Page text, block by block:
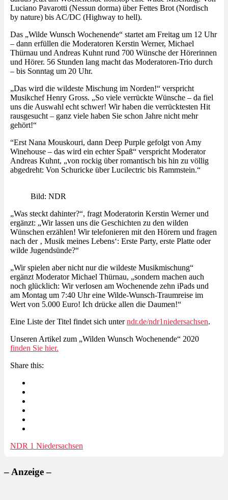
Luciano Pavarotti (Nessun dorma) über Fettes Brot (Nordisch
by nature) bis AC/DC (Highway to hell).
Das „Wilde Wunsch Wochenende“ startet am Freitag um 12 Uhr
– dann erfüllen die Moderatoren Kerstin Werner, Michael
Thürnau und Andreas Kuhnt rund 700 Wünsche der Hörerinnen
und Hörer. 56 Stunden lang macht das Moderatoren-Trio durch
– bis Sonntag um 20 Uhr.
„Das wird die wildeste Mischung im Norden!“ verspricht
Musikchef Henry Gross. „So viele verrückte Wünsche – da fiel
uns die Auswahl echt schwer! Wir haben die verrücktesten Hit
rausgesucht – ganz viele haben Sie schon Jahre nicht mehr
gehört!“
“Erst Nana Mouskouri, dann Deep Purple gefolgt von Amy
Winehouse – das wird ein echter Spaß“ verspricht Moderator
Andreas Kuhnt, „von rockig über romantisch bis hin zu völlig
abgedreht: Von Schuricke über Lucilectric bis Rammstein.“
Bild: NDR
„Was steckt dahinter?“, fragt Moderatorin Kerstin Werner und
ergänzt: „Wir lassen uns die Geschichten zu den wilden
Wünschen erzählen! Wir telefonieren mit den Hörern und fragen
nach der ‚ Musik meines Lebens‘: Erste Party, erste Platte oder
wilde Jugendsünde?“
„Wir spielen aber nicht nur die wildeste Musikmischung“
ergänzt Moderator Michael Thürnau, „sondern machen auch
noch glücklich: Wir verlosen am Wochenende zehn iPads und
am Montag um 7:40 Uhr eine Wilde-Wunsch-Traumreise im
Wert von 5.000 Euro! Ich drücke allen die Daumen!“
Eine Liste der Titel findet sich unterndr.de/ndr1niedersachsen.
Unseren Artikel zum „Wilden Wunsch Wochenende“ 2020
finden Sie hier.
Share this:
NDR 1 Niedersachsen
– Anzeige –